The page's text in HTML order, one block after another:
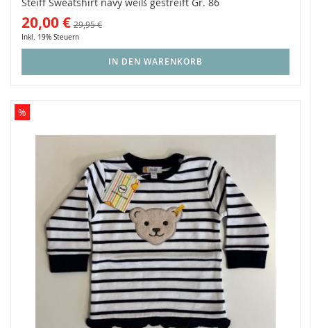
20,00 € 29,95 €
Inkl. 19% Steuern
IN DEN WARENKORB
%